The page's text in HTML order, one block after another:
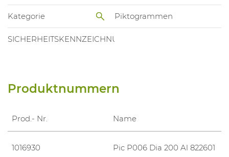
Kategorie Piktogrammen
SICHERHEITSKENNZEICHNUNGEN
Produktnummern
Prod.- Nr. Name
1016930 Pic P006 Dia 200 Al 822601